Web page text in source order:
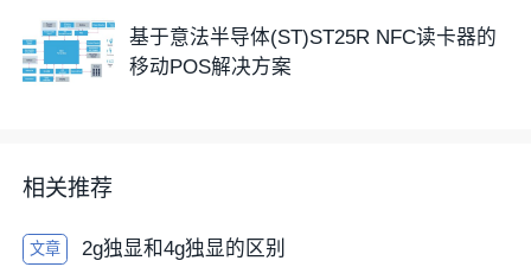
基于意法半导体(ST)ST25R NFC读卡器的
移动POS解决方案
相关推荐
文章 2g独显和4g独显的区别